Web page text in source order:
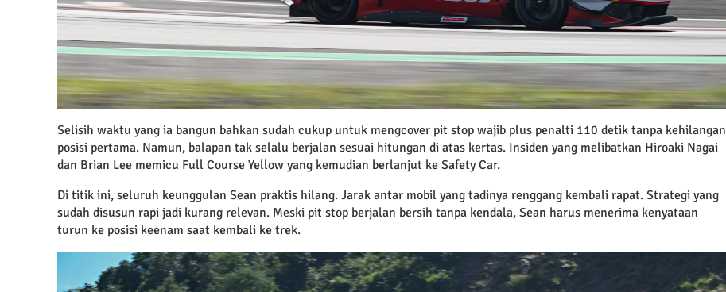
Selisih waktu yang ia bangun bahkan sudah cukup untuk mengcover pit stop wajib plus penalti 110 detik tanpa kehilangan
posisi pertama. Namun, balapan tak selalu berjalan sesuai hitungan di atas kertas. Insiden yang melibatkan Hiroaki Nagai
dan Brian Lee memicu Full Course Yellow yang kemudian berlanjut ke Safety Car.
Di titik ini, seluruh keunggulan Sean praktis hilang. Jarak antar mobil yang tadinya renggang kembali rapat. Strategi yang
sudah disusun rapi jadi kurang relevan. Meski pit stop berjalan bersih tanpa kendala, Sean harus menerima kenyataan
turun ke posisi keenam saat kembali ke trek.